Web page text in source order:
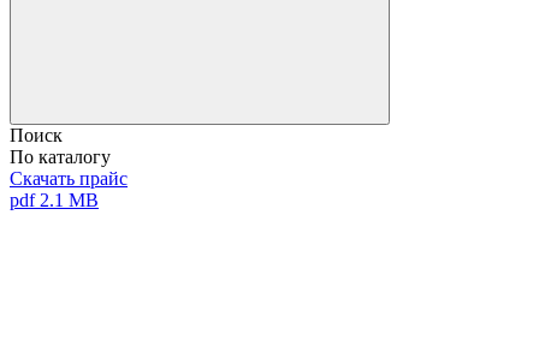
Поиск
По каталогу
Скачать прайс
pdf 2.1 MB